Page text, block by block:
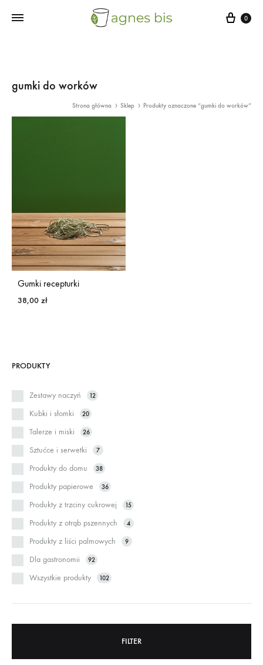
Cart
0
gumki do worków
Strona główna Sklep Produkty oznaczone “gumki do worków”
Gumki recepturki
38,00 zł
PRODUKTY
Zestawy naczyń 12
Kubki i słomki 20
Talerze i miski 26
Sztućce i serwetki 7
Produkty do domu 38
Produkty papierowe 36
Produkty z trzciny cukrowej 15
Produkty z otrąb pszennych 4
Produkty z liści palmowych 9
Dla gastronomii 92
Wszystkie produkty 102
FILTER